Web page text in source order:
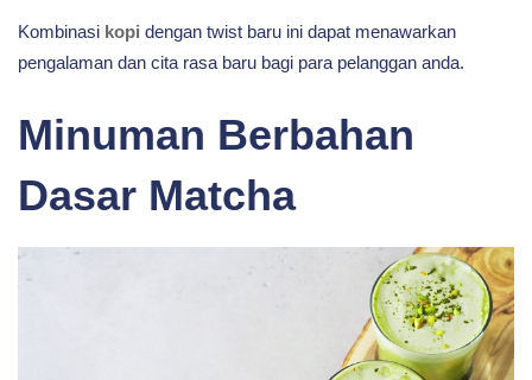
Kombinasi kopi dengan twist baru ini dapat menawarkan
pengalaman dan cita rasa baru bagi para pelanggan anda.
Minuman Berbahan
Dasar Matcha